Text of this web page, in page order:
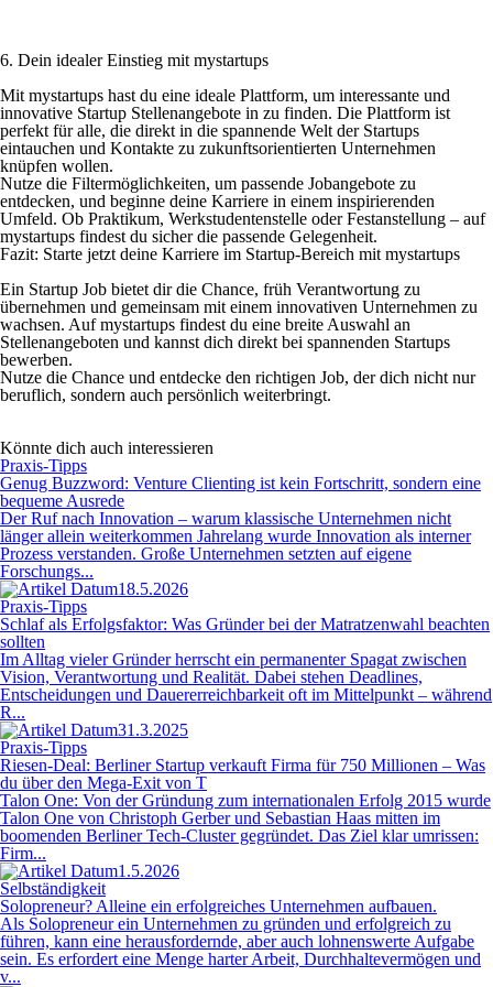
6. Dein idealer Einstieg mit mystartups
Mit mystartups hast du eine ideale Plattform, um interessante und
innovative Startup Stellenangebote in zu finden. Die Plattform ist
perfekt für alle, die direkt in die spannende Welt der Startups
eintauchen und Kontakte zu zukunftsorientierten Unternehmen
knüpfen wollen.
Nutze die Filtermöglichkeiten, um passende Jobangebote zu
entdecken, und beginne deine Karriere in einem inspirierenden
Umfeld. Ob Praktikum, Werkstudentenstelle oder Festanstellung – auf
mystartups findest du sicher die passende Gelegenheit.
Fazit: Starte jetzt deine Karriere im Startup-Bereich mit mystartups
Ein Startup Job bietet dir die Chance, früh Verantwortung zu
übernehmen und gemeinsam mit einem innovativen Unternehmen zu
wachsen. Auf mystartups findest du eine breite Auswahl an
Stellenangeboten und kannst dich direkt bei spannenden Startups
bewerben.
Nutze die Chance und entdecke den richtigen Job, der dich nicht nur
beruflich, sondern auch persönlich weiterbringt.
Könnte dich auch interessieren
Praxis-Tipps
Genug Buzzword: Venture Clienting ist kein Fortschritt, sondern eine
bequeme Ausrede
Der Ruf nach Innovation – warum klassische Unternehmen nicht
länger allein weiterkommen Jahrelang wurde Innovation als interner
Prozess verstanden. Große Unternehmen setzten auf eigene
Forschungs...
18.5.2026
Praxis-Tipps
Schlaf als Erfolgsfaktor: Was Gründer bei der Matratzenwahl beachten
sollten
Im Alltag vieler Gründer herrscht ein permanenter Spagat zwischen
Vision, Verantwortung und Realität. Dabei stehen Deadlines,
Entscheidungen und Dauererreichbarkeit oft im Mittelpunkt – während
R...
31.3.2025
Praxis-Tipps
Riesen-Deal: Berliner Startup verkauft Firma für 750 Millionen – Was
du über den Mega-Exit von T
Talon One: Von der Gründung zum internationalen Erfolg 2015 wurde
Talon One von Christoph Gerber und Sebastian Haas mitten im
boomenden Berliner Tech-Cluster gegründet. Das Ziel klar umrissen:
Firm...
1.5.2026
Selbständigkeit
Solopreneur? Alleine ein erfolgreiches Unternehmen aufbauen.
Als Solopreneur ein Unternehmen zu gründen und erfolgreich zu
führen, kann eine herausfordernde, aber auch lohnenswerte Aufgabe
sein. Es erfordert eine Menge harter Arbeit, Durchhaltevermögen und
v...